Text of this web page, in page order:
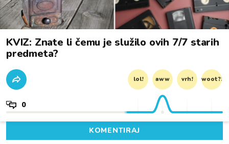
KVIZ: Znate li čemu je služilo ovih 7/7 starih
predmeta?
lol! aww vrh! woot?!
0
KOMENTIRAJ